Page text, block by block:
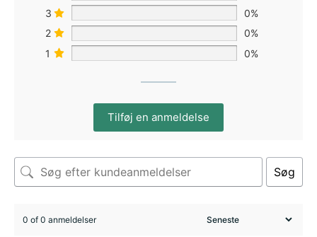
3
0%
2
0%
1
0%
Tilføj en anmeldelse
Søg
0 of 0 anmeldelser